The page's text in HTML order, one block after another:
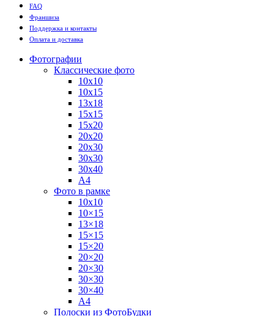
FAQ
Франшиза
Поддержка и контакты
Оплата и доставка
Фотографии
Классические фото
10х10
10х15
13х18
15х15
15х20
20х20
20х30
30х30
30х40
А4
Фото в рамке
10х10
10×15
13×18
15×15
15×20
20×20
20×30
30×30
30×40
A4
Полоски из ФотоБудки